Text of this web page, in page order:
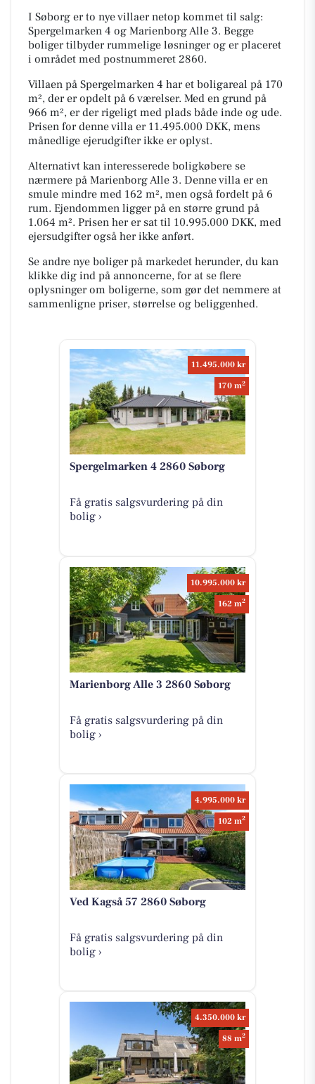
I Søborg er to nye villaer netop kommet til salg:
Spergelmarken 4 og Marienborg Alle 3. Begge
boliger tilbyder rummelige løsninger og er placeret
i området med postnummeret 2860.
Villaen på Spergelmarken 4 har et boligareal på 170
m², der er opdelt på 6 værelser. Med en grund på
966 m², er der rigeligt med plads både inde og ude.
Prisen for denne villa er 11.495.000 DKK, mens
månedlige ejerudgifter ikke er oplyst.
Alternativt kan interesserede boligkøbere se
nærmere på Marienborg Alle 3. Denne villa er en
smule mindre med 162 m², men også fordelt på 6
rum. Ejendommen ligger på en større grund på
1.064 m². Prisen her er sat til 10.995.000 DKK, med
ejersudgifter også her ikke anført.
Se andre nye boliger på markedet herunder, du kan
klikke dig ind på annoncerne, for at se flere
oplysninger om boligerne, som gør det nemmere at
sammenligne priser, størrelse og beliggenhed.
11.495.000 kr
170 m2
Spergelmarken 4 2860 Søborg
Få gratis salgsvurdering på din
bolig ›
10.995.000 kr
162 m2
Marienborg Alle 3 2860 Søborg
Få gratis salgsvurdering på din
bolig ›
4.995.000 kr
102 m2
Ved Kagså 57 2860 Søborg
Få gratis salgsvurdering på din
bolig ›
4.350.000 kr
88 m2